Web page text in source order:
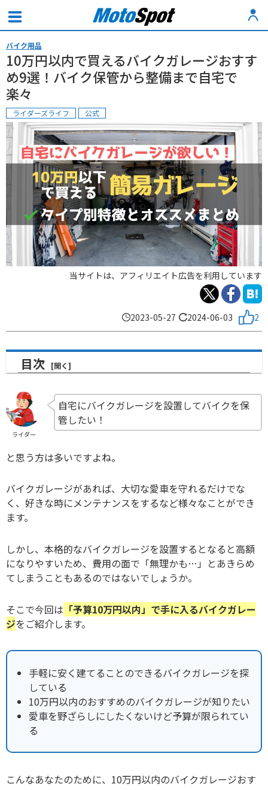
バイク用品
10万円以内で買えるバイクガレージおすす
め9選！バイク保管から整備まで自宅で
楽々
ライダーズライフ 公式
当サイトは、アフィリエイト広告を利用しています
2023-05-27 2024-06-03 2
目次
ライダー
自宅にバイクガレージを設置してバイクを保
管したい！
と思う方は多いですよね。
バイクガレージがあれば、大切な愛車を守れるだけでな
く、好きな時にメンテナンスをするなど様々なことができ
ます。
しかし、本格的なバイクガレージを設置するとなると高額
になりやすいため、費用の面で「無理かも…」とあきらめ
てしまうこともあるのではないでしょうか。
そこで今回は 「予算10万円以内」で手に入るバイクガレー
ジをご紹介します。
手軽に安く建てることのできるバイクガレージを探
している
10万円以内のおすすめのバイクガレージが知りたい
愛車を野ざらしにしたくないけど予算が限られてい
る
こんなあなたのために、10万円以内のバイクガレージおす